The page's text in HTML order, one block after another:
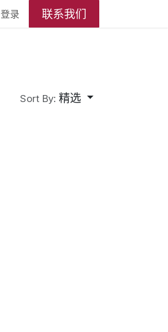
登录 联系我们
Sort By: 精选